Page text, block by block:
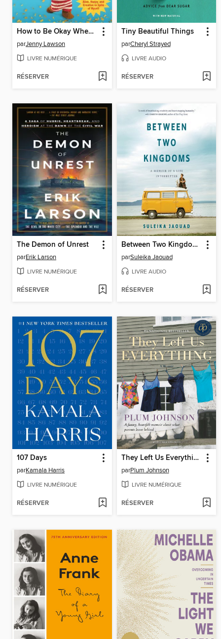
How to Be Okay When Nothing Is Okay
parJenny Lawson
LIVRE NUMÉRIQUE
RÉSERVER
Tiny Beautiful Things
parCheryl Strayed
LIVRE AUDIO
RÉSERVER
The Demon of Unrest
parErik Larson
LIVRE NUMÉRIQUE
RÉSERVER
Between Two Kingdoms
parSuleika Jaouad
LIVRE AUDIO
RÉSERVER
107 Days
parKamala Harris
LIVRE NUMÉRIQUE
RÉSERVER
They Left Us Everything
parPlum Johnson
LIVRE NUMÉRIQUE
RÉSERVER